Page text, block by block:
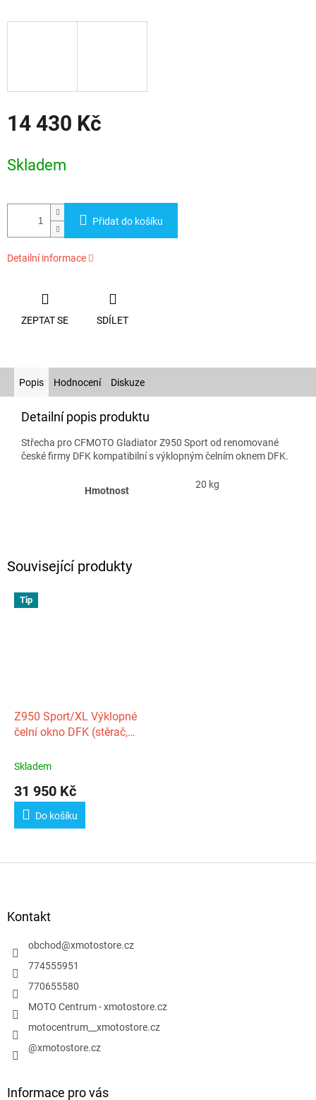
14 430 Kč
cena:
Skladem
Přidat do košíku
Detailní informace
ZEPTAT SE SDÍLET
Související produkty
Tip
Z950 Sport/XL Výklopné
čelní okno DFK (stěrač,
Skladem
31 950 Kč
Do košíku
Popis Hodnocení Diskuze
Detailní popis produktu
Střecha pro CFMOTO Gladiator Z950 Sport od renomované
české firmy DFK kompatibilní s výklopným čelním oknem DFK.
Hmotnost
20 kg
Kontakt
obchod@xmotostore.cz
774555951
770655580
MOTO Centrum - xmotostore.cz
motocentrum__xmotostore.cz
@xmotostore.cz
Informace pro vás